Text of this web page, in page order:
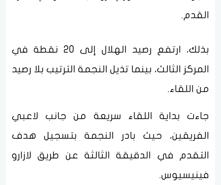
القدم.
بذلك، ارتفع رصيد الهلال إلى 20 نقطة في
المركز الثالث، بينما تذيل النجمة الترتيب بلا رصيد
من اللقاء.
جاءت بداية اللقاء سريعة من جانب لاعبي
الفريقين، حيث بادر النجمة بتسجيل هدف
التقدم في الدقيقة الثالثة عن طريق لازارو
فينيسيوس.